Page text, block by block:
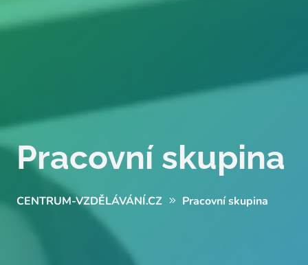
Pracovní skupina
CENTRUM-VZDĚLÁVÁNÍ.CZ Pracovní skupina